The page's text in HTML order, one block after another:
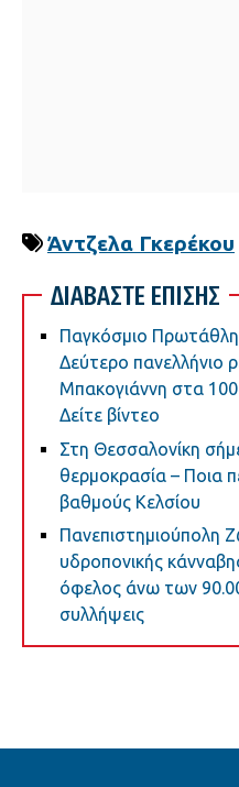
Άντζελα Γκερέκου
ΔΙΑΒΑΣΤΕ ΕΠΙΣΗΣ
Παγκόσμιο
Δεύτερο πανελλήνιο
Μπακογιάννη στα
Δείτε βίντεο
Στη Θεσσαλονίκη
θερμοκρασία – Ποια
βαθμούς Κελσίου
Πανεπιστημιούπολη
υδροπονικής
όφελος άνω των
συλλήψεις